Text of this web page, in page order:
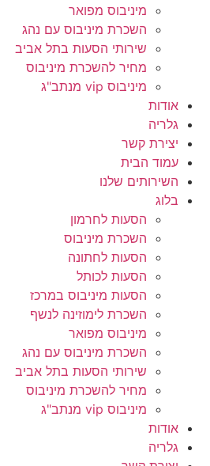
מיניבוס מפואר
השכרת מיניבוס עם נהג
שירותי הסעות בתל אביב
מחיר להשכרת מיניבוס
מיניבוס vip מנתב"ג
אודות
גלריה
יצירת קשר
עמוד הבית
השירותים שלנו
בלוג
הסעות לחרמון
השכרת מיניבוס
הסעות לחתונה
הסעות לכותל
הסעות מיניבוס במרכז
השכרת לימוזינה לנשף
מיניבוס מפואר
השכרת מיניבוס עם נהג
שירותי הסעות בתל אביב
מחיר להשכרת מיניבוס
מיניבוס vip מנתב"ג
אודות
גלריה